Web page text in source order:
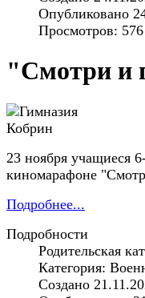
Опубликовано
Просмотров: 576
"Смотри и
23 ноября учащиеся
киномарафоне
Подробнее...
Подробности
Родительская
Категория:
Создано